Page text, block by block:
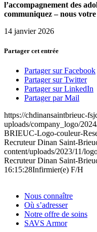
l’accompagnement des
communiquez – nous
14 janvier 2026
Partager cet entrée
Partager sur Facebook
Partager sur Twitter
Partager sur LinkedIn
Partager par Mail
https://chdinansaintbrieuc-
uploads/company_logo/
BRIEUC-Logo-couleur-
Recruteur Dinan Saint-
content/uploads/2023/11/
Recruteur Dinan Saint-
16:15:28Infirmier(e) F/H
Nous connaître
Où s’adresser
Notre offre de soins
SAVS Armor